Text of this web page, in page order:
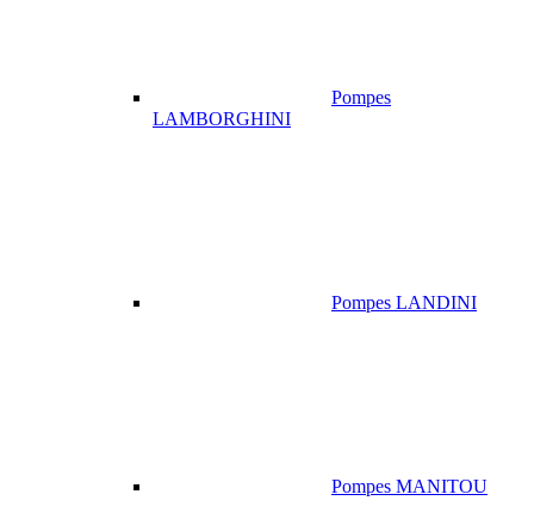
Pompes
LAMBORGHINI
Pompes LANDINI
Pompes MANITOU